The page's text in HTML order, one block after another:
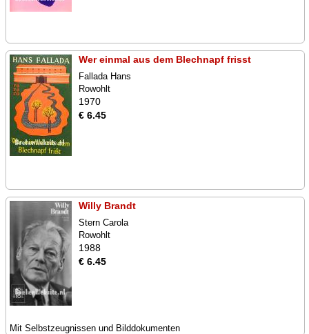
Wer einmal aus dem Blechnapf frisst
Fallada Hans
Rowohlt
1970
€ 6.45
Willy Brandt
Stern Carola
Rowohlt
1988
€ 6.45
Mit Selbstzeugnissen und Bilddokumenten